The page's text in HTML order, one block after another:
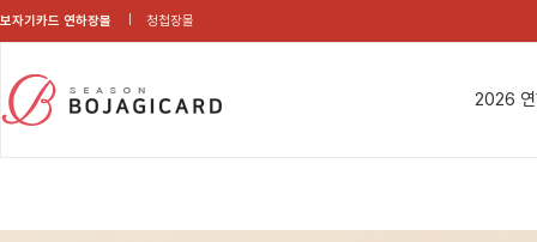
보자기카드 연하장몰 청첩장몰
2026